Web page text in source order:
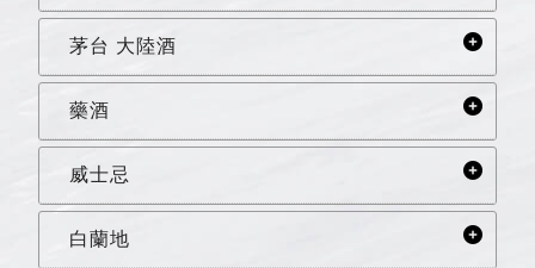
茅台 大陸酒
藥酒
威士忌
白蘭地